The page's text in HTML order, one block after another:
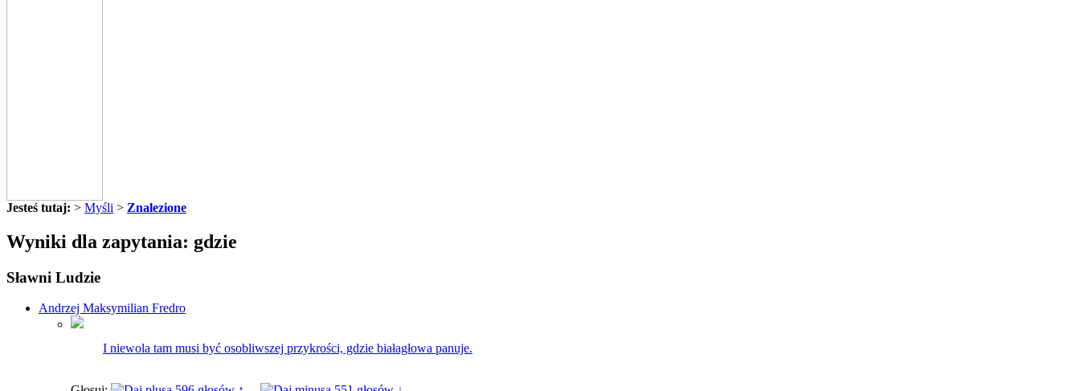
Jesteś tutaj: > Myśli > Znalezione
Wyniki dla zapytania: gdzie
Sławni Ludzie
Andrzej Maksymilian Fredro
I niewola tam musi być osobliwszej przykrości, gdzie białagłowa panuje.